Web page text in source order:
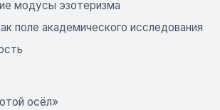
модусы эзотеризма
поле академического исследования
осёл»